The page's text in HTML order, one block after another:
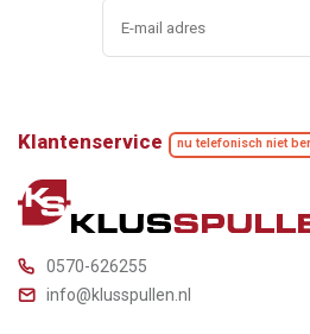
Klantenservice nu telefonisch niet
0570-626255
info@klusspullen.nl